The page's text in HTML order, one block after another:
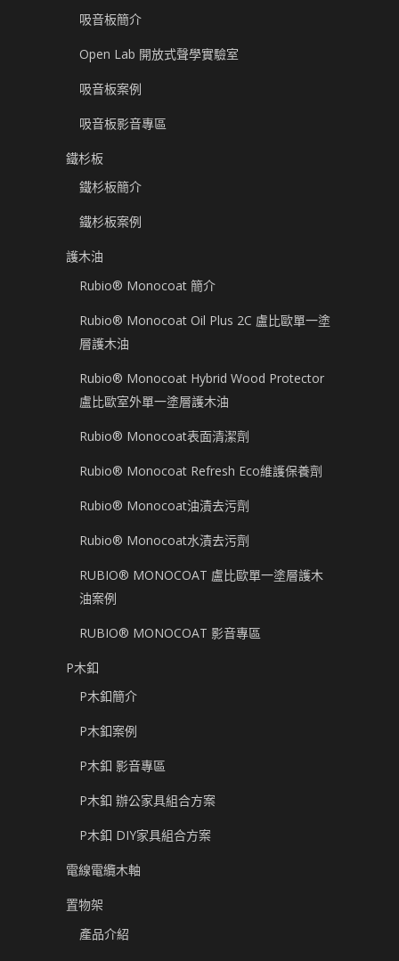
吸音板簡介
Open Lab 開放式聲學實驗室
吸音板案例
吸音板影音專區
鐵杉板
鐵杉板簡介
鐵杉板案例
護木油
Rubio® Monocoat 簡介
Rubio® Monocoat Oil Plus 2C 盧比歐單一塗
層護木油
Rubio® Monocoat Hybrid Wood Protector
盧比歐室外單一塗層護木油
Rubio® Monocoat表面清潔劑
Rubio® Monocoat Refresh Eco維護保養劑
Rubio® Monocoat油漬去污劑
Rubio® Monocoat水漬去污劑
RUBIO® MONOCOAT 盧比歐單一塗層護木
油案例
RUBIO® MONOCOAT 影音專區
P木釦
P木釦簡介
P木釦案例
P木釦 影音專區
P木釦 辦公家具組合方案
P木釦 DIY家具組合方案
電線電纜木軸
置物架
產品介紹